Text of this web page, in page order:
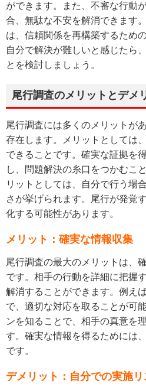
ができます。また、不審な行動
合、無駄な不安を解消できます
は、信頼関係を再構築するため
自分で解決が難しいと感じたら
とを検討しましょう。
尾行調査のメリットとデメ
尾行調査には多くのメリットが
存在します。メリットとしては
できることです。確実な証拠を
し、問題解決の糸口をつかむこ
リットとしては、自分で行う場
さが挙げられます。尾行が発覚
化する可能性があります。
メリット：確実な情報収集
尾行調査の最大のメリットは、
です。相手の行動を詳細に把握
解消することができます。例え
で、適切な対応を取ることが可
ンを知ることで、相手の真意を
す。確実な情報を得るためには
です。
デメリット：自分での実施リ